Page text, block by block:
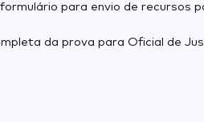
para envio de
da prova para Oficial de